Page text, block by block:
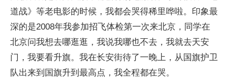
道战》等老电影的时候，我都会哭得稀里哗啦。印象最
深的是2008年我参加招飞体检第一次来北京，同学在
北京问我想去哪逛逛，我说我哪也不去，我就去天安
门，我要看升旗。我在长安街待了一晚上，从国旗护卫
队出来到国旗升到最高点，我全程都在哭。